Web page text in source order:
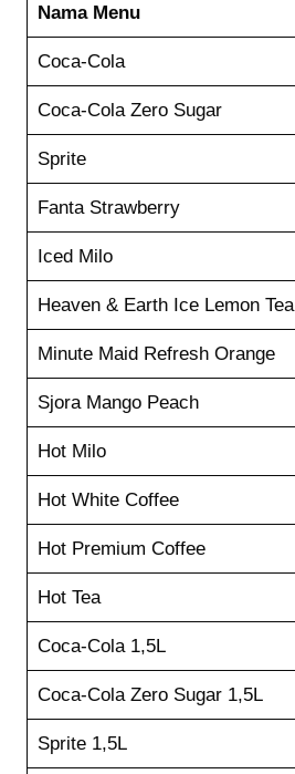
Nama Menu
Coca-Cola
Coca-Cola Zero Sugar
Sprite
Fanta Strawberry
Iced Milo
Heaven & Earth Ice Lemon Tea
Minute Maid Refresh Orange
Sjora Mango Peach
Hot Milo
Hot White Coffee
Hot Premium Coffee
Hot Tea
Coca-Cola 1,5L
Coca-Cola Zero Sugar 1,5L
Sprite 1,5L